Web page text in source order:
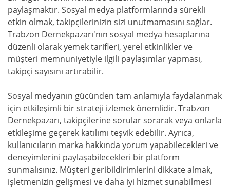
paylaşmaktır. Sosyal medya platformlarında sürekli
etkin olmak, takipçilerinizin sizi unutmamasını sağlar.
Trabzon Dernekpazarı'nın sosyal medya hesaplarına
düzenli olarak yemek tarifleri, yerel etkinlikler ve
müşteri memnuniyetiyle ilgili paylaşımlar yapması,
takipçi sayısını artırabilir.
Sosyal medyanın gücünden tam anlamıyla faydalanmak
için etkileşimli bir strateji izlemek önemlidir. Trabzon
Dernekpazarı, takipçilerine sorular sorarak veya onlarla
etkileşime geçerek katılımı teşvik edebilir. Ayrıca,
kullanıcıların marka hakkında yorum yapabilecekleri ve
deneyimlerini paylaşabilecekleri bir platform
sunmalısınız. Müşteri geribildirimlerini dikkate almak,
işletmenizin gelişmesi ve daha iyi hizmet sunabilmesi